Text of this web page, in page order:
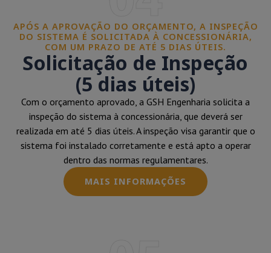
APÓS A APROVAÇÃO DO ORÇAMENTO, A INSPEÇÃO
DO SISTEMA É SOLICITADA À CONCESSIONÁRIA,
COM UM PRAZO DE ATÉ 5 DIAS ÚTEIS.
Solicitação de Inspeção
(5 dias úteis)
Com o orçamento aprovado, a GSH Engenharia solicita a
inspeção do sistema à concessionária, que deverá ser
realizada em até 5 dias úteis. A inspeção visa garantir que o
sistema foi instalado corretamente e está apto a operar
dentro das normas regulamentares.
MAIS INFORMAÇÕES